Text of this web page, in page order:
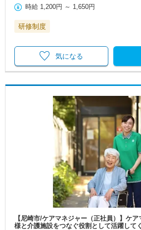
時給 1,200円 ～ 1,650円
研修制度
気になる
【尼崎市/ケアマネジャー（正社員）】ケ
様と介護施設をつなぐ役割として活躍して